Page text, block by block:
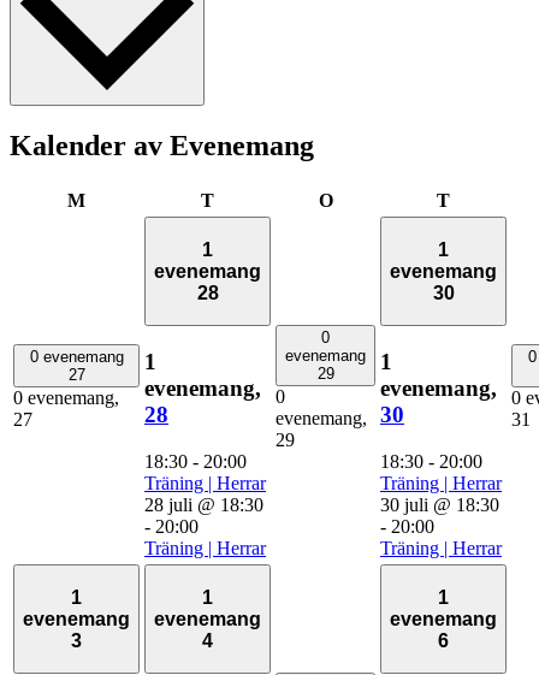
Kalender av Evenemang
Mmåndag Ttisdag Oonsdag Ttorsdag
0 evenemang
27
0 evenemang,
27
1
evenemang
28
1
evenemang,
28
18:30 - 20:00
Träning | Herrar
28 juli @ 18:30
- 20:00
Träning | Herrar
0
evenemang
29
0
evenemang,
29
1
evenemang
30
1
evenemang,
30
18:30 - 20:00
Träning | Herrar
30 juli @ 18:30
- 20:00
Träning | Herrar
0
31
1
evenemang
3
1
evenemang
4
1
evenemang
6